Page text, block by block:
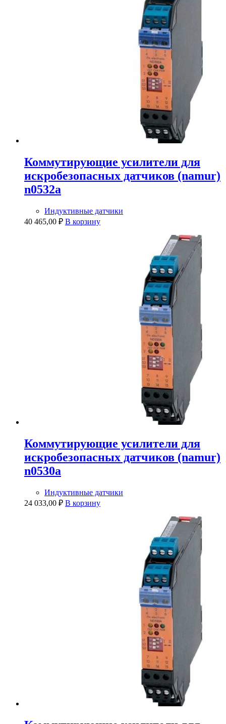
Коммутирующие усилители для
искробезопасных датчиков (namur)
n0532a
Индуктивные датчики
40 465,00 ₽ В корзину
Коммутирующие усилители для
искробезопасных датчиков (namur)
n0530a
Индуктивные датчики
24 033,00 ₽ В корзину